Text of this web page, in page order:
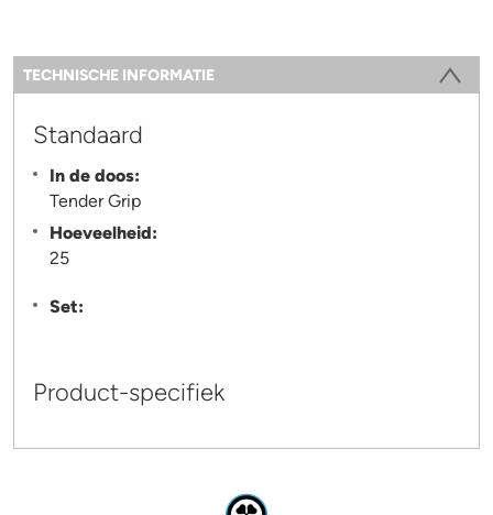
Information
TECHNISCHE INFORMATIE
Standaard
In de doos:
Tender Grip
Hoeveelheid:
25
Set:
Product-specifiek